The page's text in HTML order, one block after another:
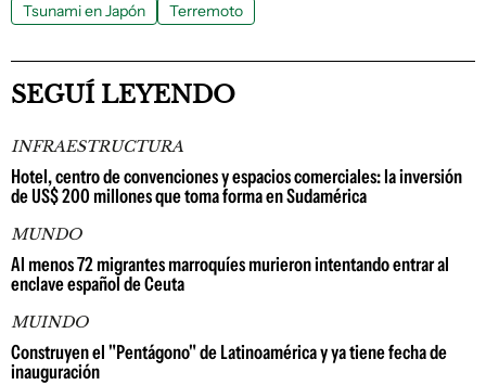
Tsunami en Japón Terremoto
SEGUÍ LEYENDO
INFRAESTRUCTURA
Hotel, centro de convenciones y espacios comerciales: la inversión
de US$ 200 millones que toma forma en Sudamérica
MUNDO
Al menos 72 migrantes marroquíes murieron intentando entrar al
enclave español de Ceuta
MUINDO
Construyen el "Pentágono" de Latinoamérica y ya tiene fecha de
inauguración